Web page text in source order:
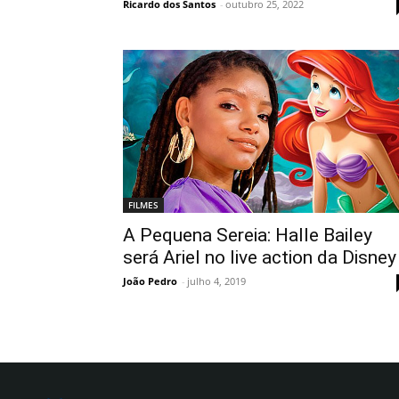
Ricardo dos Santos - outubro 25, 2022
FILMES
A Pequena Sereia: Halle Bailey
será Ariel no live action da Disney
João Pedro - julho 4, 2019